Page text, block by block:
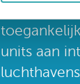
units aan
luchthavens